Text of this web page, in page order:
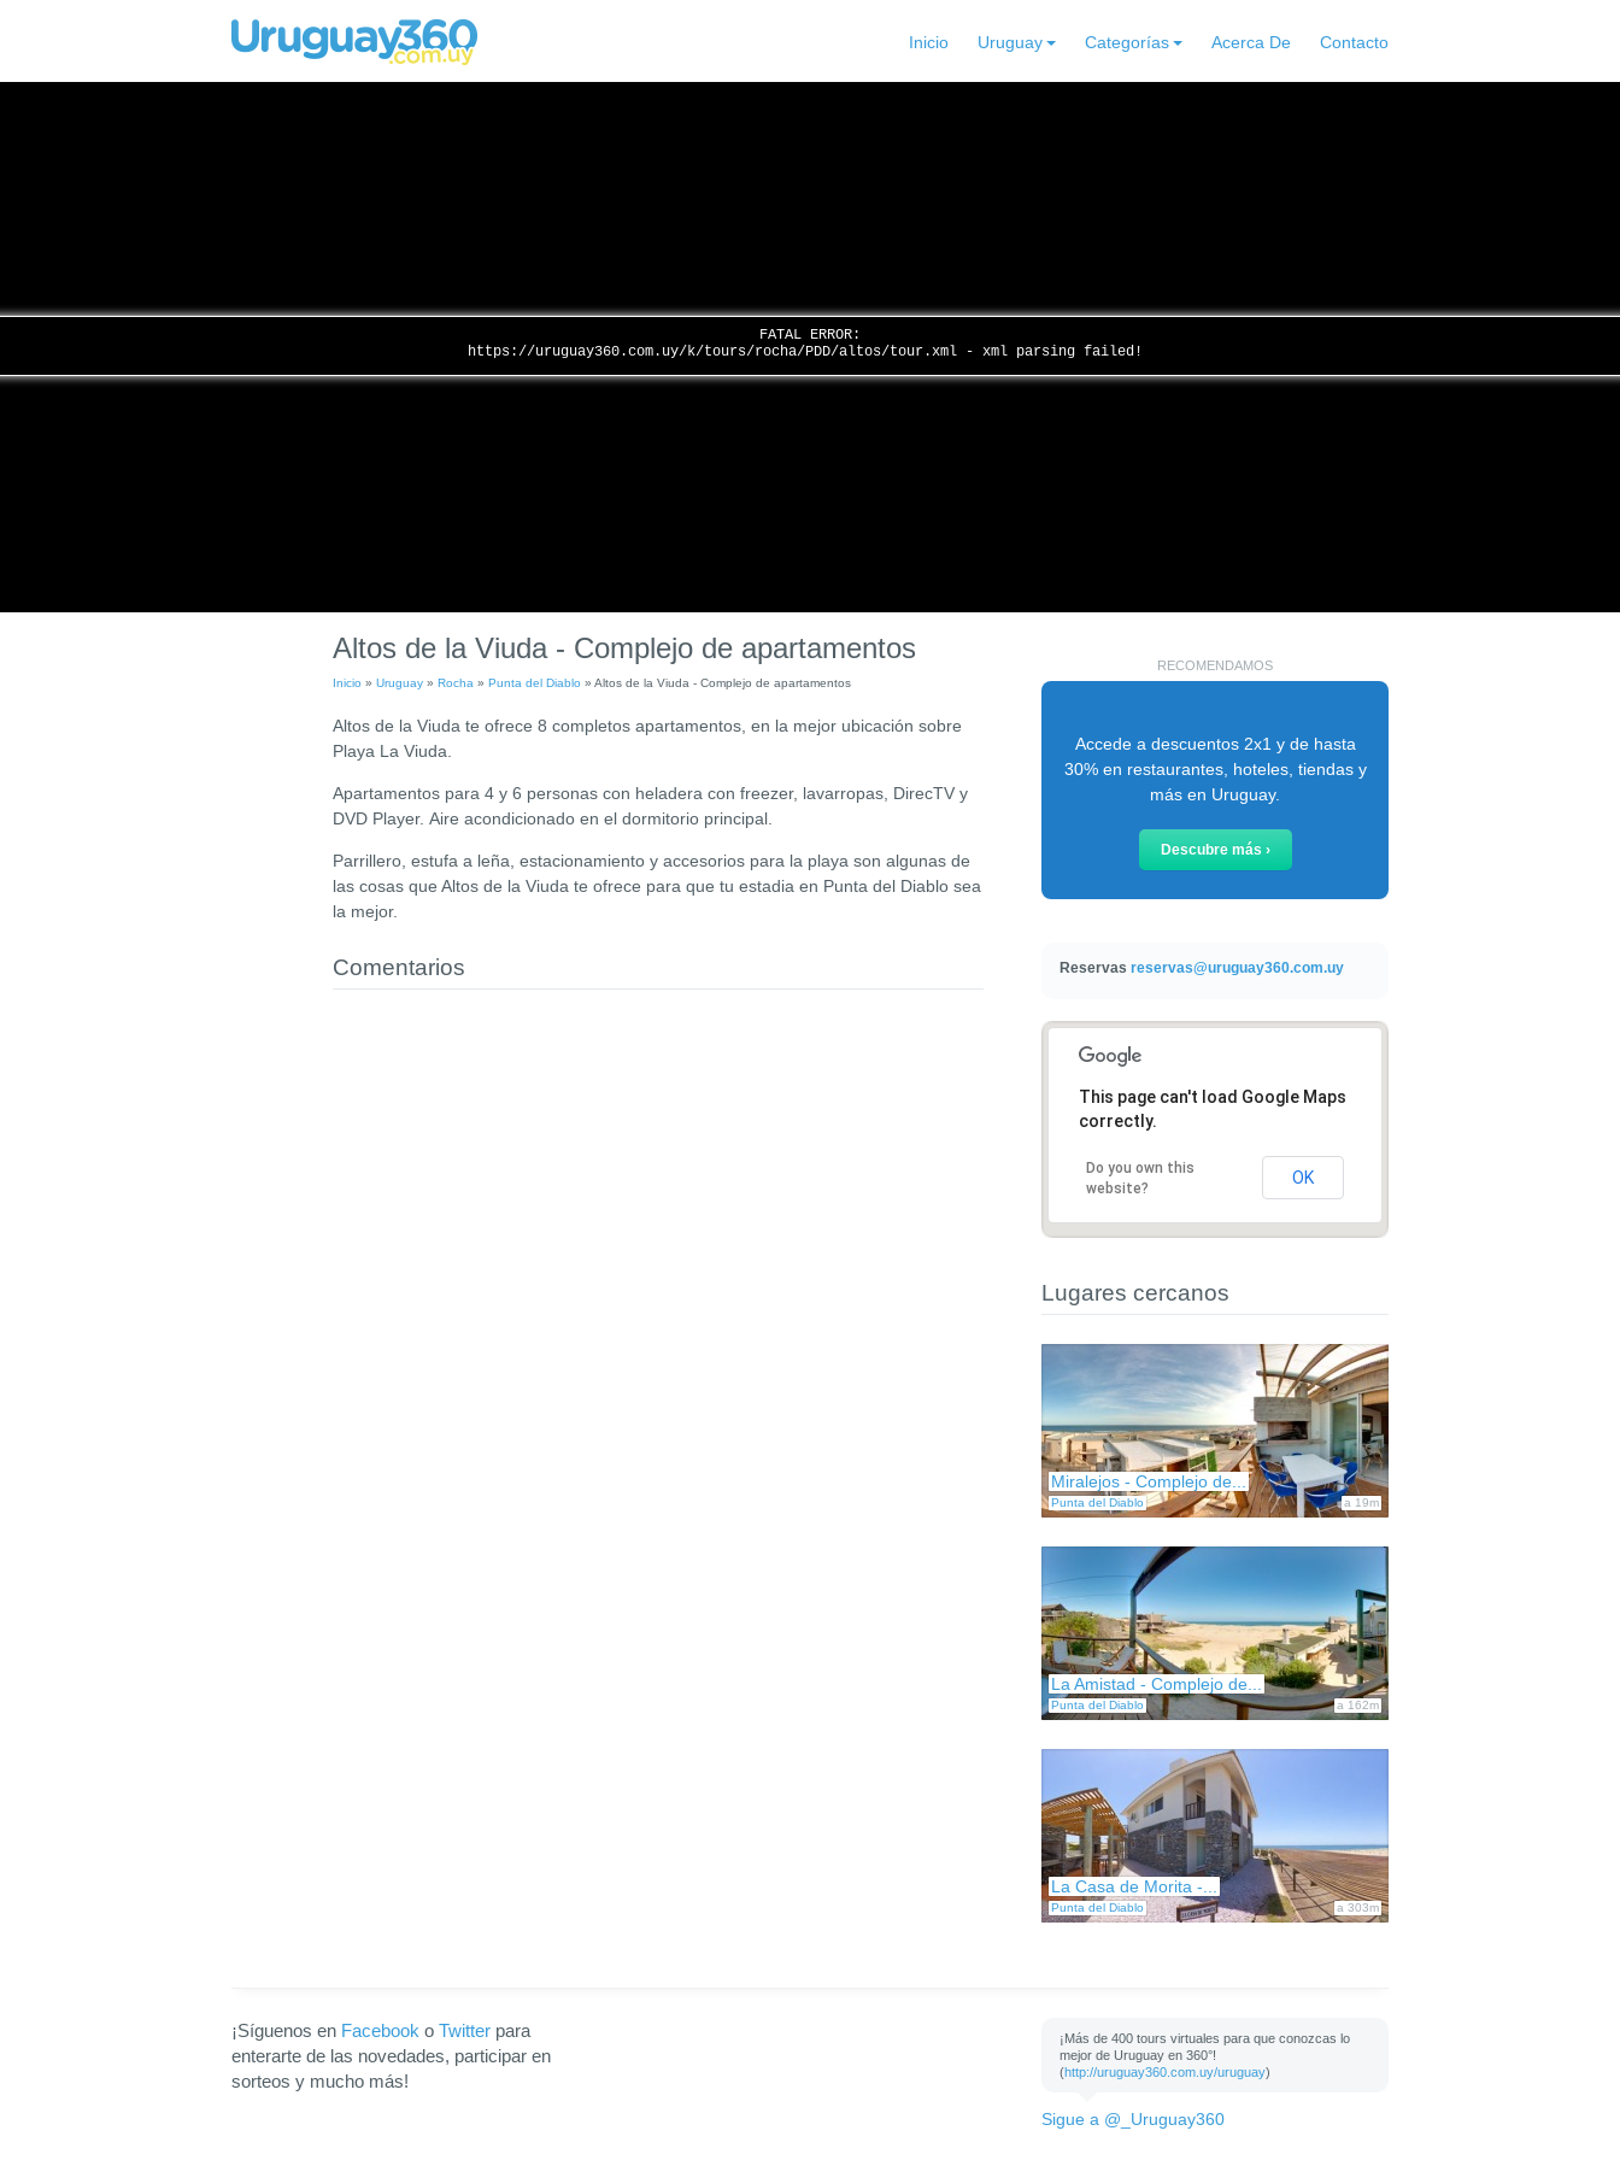
Inicio Uruguay Categorías Acerca De Contacto
FATAL ERROR:
https://uruguay360.com.uy/k/tours/rocha/PDD/altos/tour.xml - xml parsing failed!
Altos de la Viuda - Complejo de apartamentos
Inicio » Uruguay » Rocha » Punta del Diablo » Altos de la Viuda - Complejo de apartamentos
Altos de la Viuda te ofrece 8 completos apartamentos, en la mejor ubicación sobre
Playa La Viuda.
Apartamentos para 4 y 6 personas con heladera con freezer, lavarropas, DirecTV y
DVD Player. Aire acondicionado en el dormitorio principal.
Parrillero, estufa a leña, estacionamiento y accesorios para la playa son algunas de
las cosas que Altos de la Viuda te ofrece para que tu estadia en Punta del Diablo sea
la mejor.
Comentarios
RECOMENDAMOS
Accede a descuentos 2x1 y de hasta
30% en restaurantes, hoteles, tiendas y
más en Uruguay.
Descubre más ›
Reservas reservas@uruguay360.com.uy
This page can't load Google Maps
correctly.
Do you own this
website?
OK
Lugares cercanos
Punta del Diablo
Miralejos - Complejo de...
a 19m
Punta del Diablo
La Amistad - Complejo de...
a 162m
Punta del Diablo
La Casa de Morita -...
a 303m
¡Síguenos en Facebook o Twitter para
enterarte de las novedades, participar en
sorteos y mucho más!
¡Más de 400 tours virtuales para que conozcas lo
mejor de Uruguay en 360°!
(http://uruguay360.com.uy/uruguay)
Sigue a @_Uruguay360